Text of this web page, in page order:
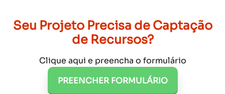
Seu Projeto Precisa de Captação
de Recursos?
Clique aqui e preencha o formulário
PREENCHER FORMULÁRIO